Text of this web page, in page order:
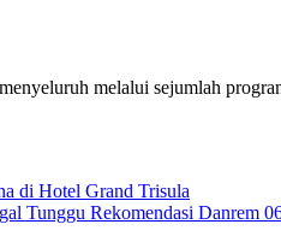
melalui sejumlah
di Hotel Grand Trisula
Tunggu Rekomendasi Danrem